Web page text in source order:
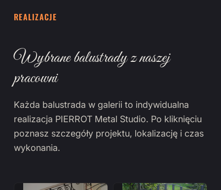
REALIZACJE
Wybrane balustrady z naszej
pracowni
Każda balustrada w galerii to indywidualna
realizacja PIERROT Metal Studio. Po kliknięciu
poznasz szczegóły projektu, lokalizację i czas
wykonania.